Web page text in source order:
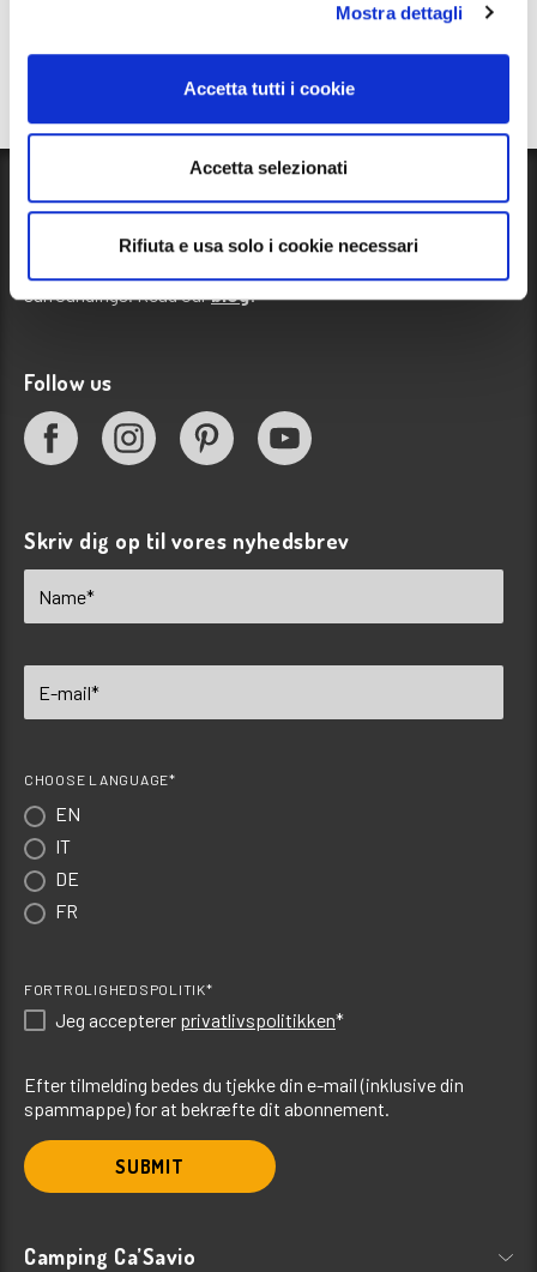
Mostra dettagli
Accetta tutti i cookie
Accetta selezionati
Rifiuta e usa solo i cookie necessari
surroundings. Read ourblog!
Follow us
Skriv dig op til vores nyhedsbrev
CHOOSE LANGUAGE*
EN
IT
DE
FR
FORTROLIGHEDSPOLITIK*
Jeg accepterer privatlivspolitikken*
Efter tilmelding bedes du tjekke din e-mail (inklusive din
spammappe) for at bekræfte dit abonnement.
SUBMIT
Camping Ca’Savio